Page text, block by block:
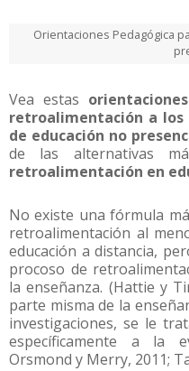
Orientaciones Pedagógica
Vea estas
retroalimentación a
de educación no
de las alternativas
retroalimentación en
No existe una fórmula
retroalimentación al
educación a distancia,
procoso de
la enseñanza. (Hattie y
parte misma de la
investigaciones, se le
específicamente a la
Orsmond y Merry, 2011;